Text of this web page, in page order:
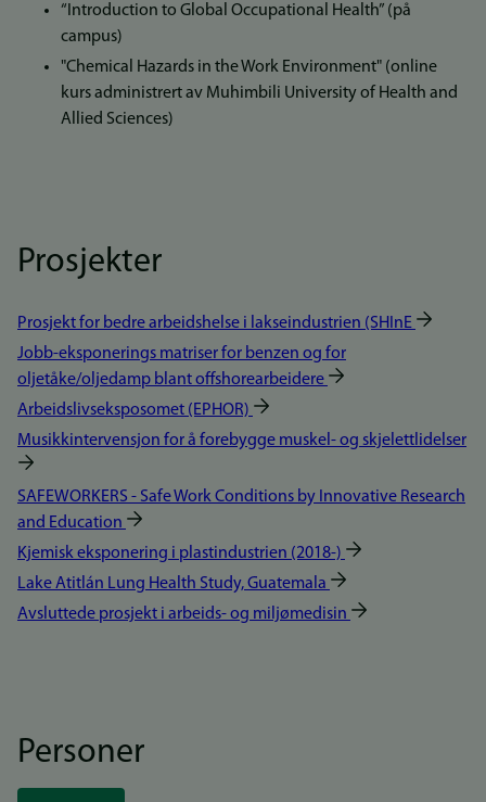
“Introduction to Global Occupational Health” (på
campus)
"Chemical Hazards in the Work Environment" (online
kurs administrert av Muhimbili University of Health and
Allied Sciences)
Prosjekter
Prosjekt for bedre arbeidshelse i lakseindustrien (SHInE
Jobb-eksponerings matriser for benzen og for
oljetåke/oljedamp blant offshorearbeidere
Arbeidslivseksposomet (EPHOR)
Musikkintervensjon for å forebygge muskel- og skjelettlidelser
SAFEWORKERS - Safe Work Conditions by Innovative Research
and Education
Kjemisk eksponering i plastindustrien (2018-)
Lake Atitlán Lung Health Study, Guatemala
Avsluttede prosjekt i arbeids- og miljømedisin
Personer